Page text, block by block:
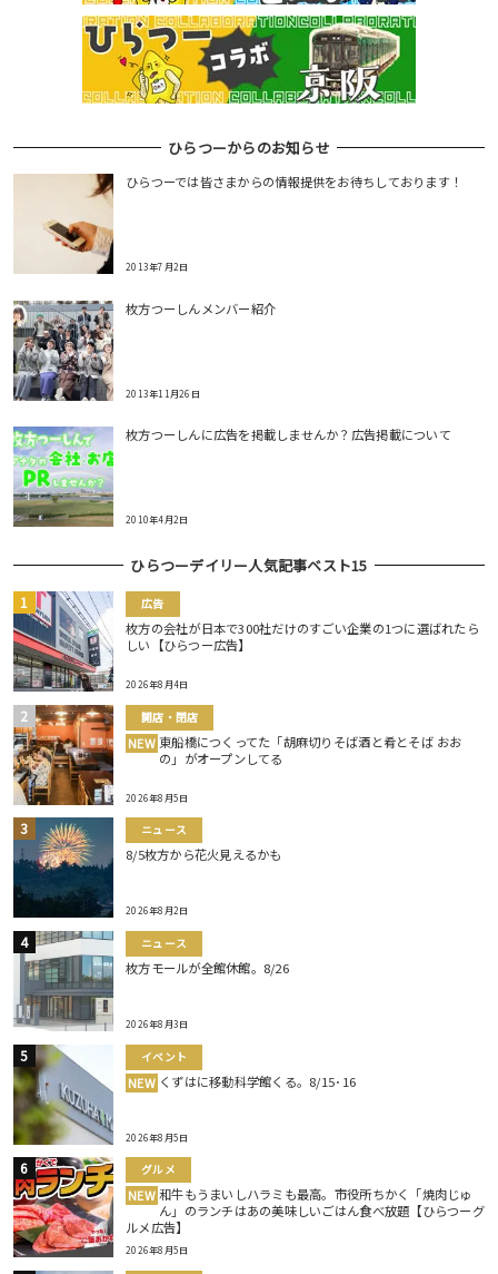
ひらつーからのお知らせ
ひらつーでは皆さまからの情報提供をお待ちしております！
2013年7月2日
枚方つーしんメンバー紹介
2013年11月26日
枚方つーしんに広告を掲載しませんか？広告掲載について
2010年4月2日
ひらつーデイリー人気記事ベスト15
広告
枚方の会社が日本で300社だけのすごい企業の1つに選ばれたら
しい【ひらつー広告】
2026年8月4日
開店・閉店
NEW 東船橋につくってた「胡麻切りそば酒と肴とそば おお
の」がオープンしてる
2026年8月5日
ニュース
8/5枚方から花火見えるかも
2026年8月2日
ニュース
枚方モールが全館休館。8/26
2026年8月3日
イベント
NEW くずはに移動科学館くる。8/15･16
2026年8月5日
グルメ
NEW 和牛もうまいしハラミも最高。市役所ちかく「焼肉じゅ
ん」のランチはあの美味しいごはん食べ放題【ひらつーグ
ルメ広告】
2026年8月5日